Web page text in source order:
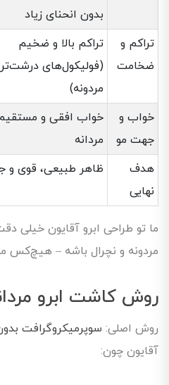
بدون انحنای زیاد
تراکم و
ضخامت
تراکم بالا و ضخیم
(فولیکول‌های درشت‌تر
مردونه)
خواب و
جهت مو
خواب افقی و
مردانه
هدف
نهایی
ظاهر طبیعی، قوی و
مردونه و نچرال باشه –
روش کاشت ابرو
روش اصلی: سوپرمیکروگرافت
آقایون چون: